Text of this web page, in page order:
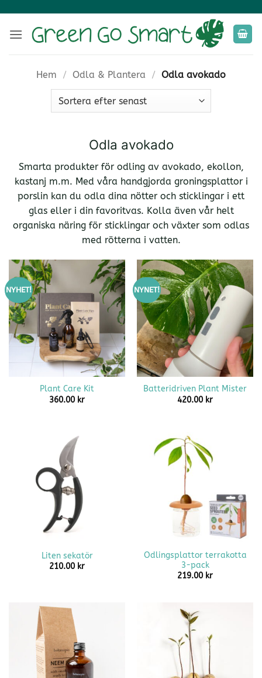
content
Hem / Odla & Plantera / Odla avokado
Odla avokado
Smarta produkter för odling av avokado, ekollon,
kastanj m.m. Med våra handgjorda groningsplattor i
porslin kan du odla dina nötter och sticklingar i ett
glas eller i din favoritvas. Kolla även vår helt
organiska näring för sticklingar och växter som odlas
med rötterna i vatten.
NYHET!
Plant Care Kit
360.00 kr
NYNET!
Batteridriven Plant Mister
420.00 kr
Liten sekatör
210.00 kr
Odlingsplattor terrakotta
3-pack
219.00 kr